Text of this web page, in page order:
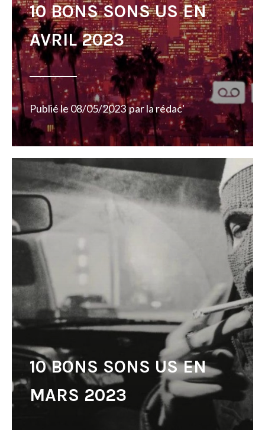
10 BONS SONS US EN
AVRIL 2023
Publié le 08/05/2023 parla rédac'
10 BONS SONS US EN
MARS 2023